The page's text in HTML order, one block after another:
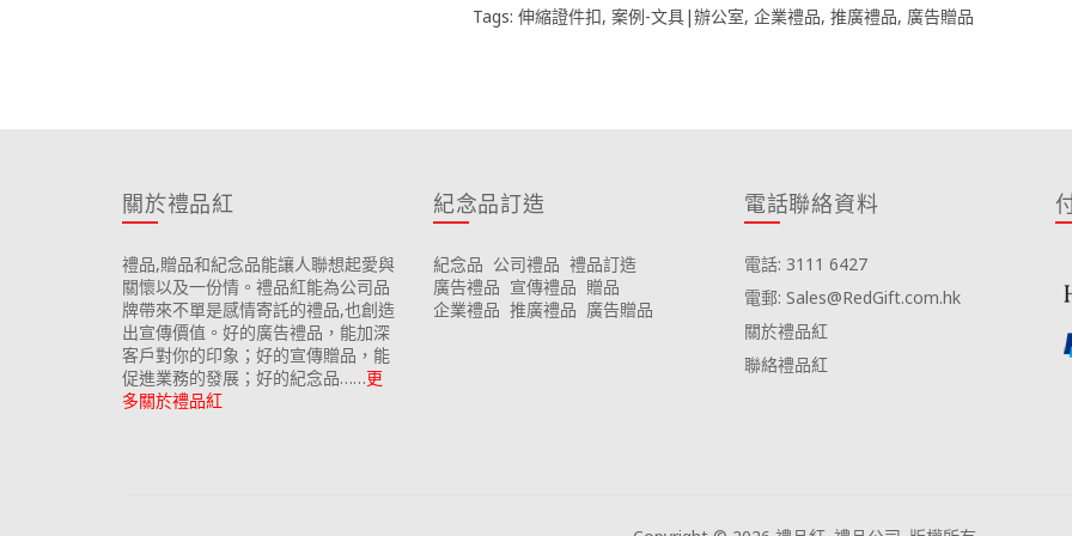
Tags: 伸縮證件扣, 案例-文具|辦公室, 企業禮品, 推廣禮品, 廣告贈品
關於禮品紅
禮品,贈品和紀念品能讓人聯想起愛與
關懷以及一份情。禮品紅能為公司品
牌帶來不單是感情寄託的禮品,也創造
出宣傳價值。好的廣告禮品，能加深
客戶對你的印象；好的宣傳贈品，能
促進業務的發展；好的紀念品……更
多關於禮品紅
紀念品訂造
紀念品 公司禮品 禮品訂造
廣告禮品 宣傳禮品 贈品
企業禮品 推廣禮品 廣告贈品
電話聯絡資料
電話: 3111 6427
電郵: Sales@RedGift.com.hk
關於禮品紅
聯絡禮品紅